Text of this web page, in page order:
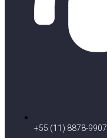
+55 (11) 8878-9907.